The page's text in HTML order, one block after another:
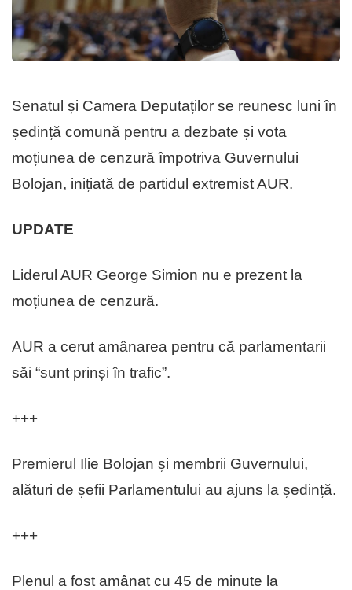
Senatul și Camera Deputaților se reunesc luni în
ședință comună pentru a dezbate și vota
moțiunea de cenzură împotriva Guvernului
Bolojan, inițiată de partidul extremist AUR.
UPDATE
Liderul AUR George Simion nu e prezent la
moțiunea de cenzură.
AUR a cerut amânarea pentru că parlamentarii
săi “sunt prinși în trafic”.
+++
Premierul Ilie Bolojan și membrii Guvernului,
alături de șefii Parlamentului au ajuns la ședință.
+++
Plenul a fost amânat cu 45 de minute la